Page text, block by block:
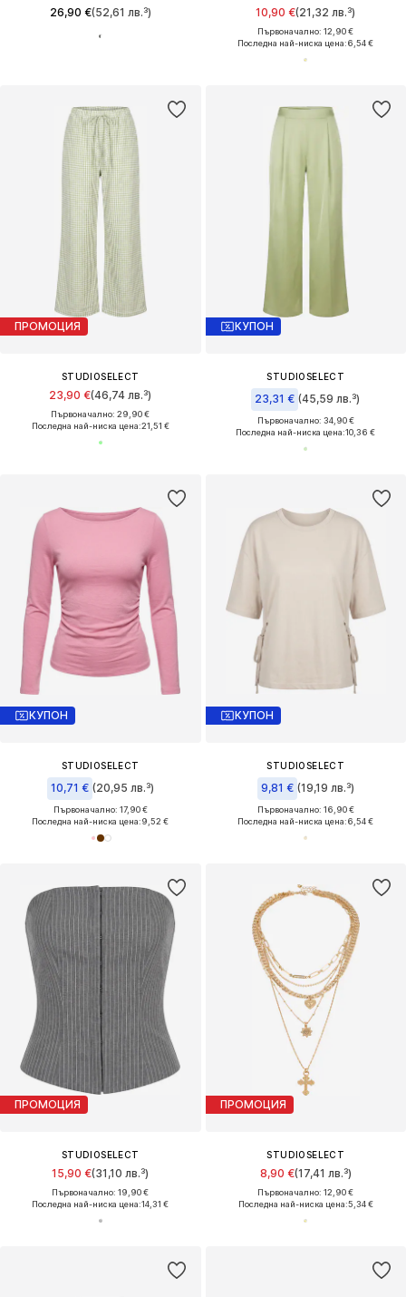
26,90 €(52,61 лв.³) 10,90 €(21,32 лв.³)
Първоначално: 12,90 €
Последна най-ниска цена:6,54 €
ПРОМОЦИЯ
STUDIOSELECT
23,90 €(46,74 лв.³)
Първоначално: 29,90 €
Последна най-ниска цена:21,51 €
КУПОН
STUDIOSELECT
23,31 € (45,59 лв.³)
Първоначално: 34,90 €
Последна най-ниска цена:10,36 €
КУПОН
STUDIOSELECT
10,71 € (20,95 лв.³)
Първоначално: 17,90 €
Последна най-ниска цена:9,52 €
КУПОН
STUDIOSELECT
9,81 € (19,19 лв.³)
Първоначално: 16,90 €
Последна най-ниска цена:6,54 €
ПРОМОЦИЯ
STUDIOSELECT
15,90 €(31,10 лв.³)
Първоначално: 19,90 €
Последна най-ниска цена:14,31 €
ПРОМОЦИЯ
STUDIOSELECT
8,90 €(17,41 лв.³)
Първоначално: 12,90 €
Последна най-ниска цена:5,34 €